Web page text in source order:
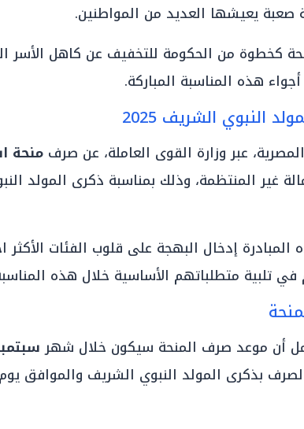
يعيشها العديد من المواطنين.
كخطوة من الحكومة للتخفيف عن كاهل الأسر
هذه المناسبة المباركة.
النبوي الشريف 2025
عبر وزارة القوى العاملة، عن صرف منحة
غير المنتظمة، وذلك بمناسبة ذكرى المولد
إدخال البهجة على قلوب الفئات الأكثر
تلبية متطلباتهم الأساسية خلال هذه
أن موعد صرف المنحة سيكون خلال شهرسبتمبر